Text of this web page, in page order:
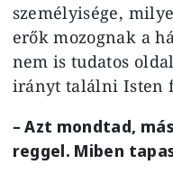
személyisége,
erők mozognak a
nem is tudatos
irányt találni Isten
– Azt mondtad,
reggel. Miben